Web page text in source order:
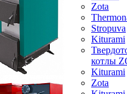
Zota
Stropuva
Kiturami
котлы
Kiturami
Zota